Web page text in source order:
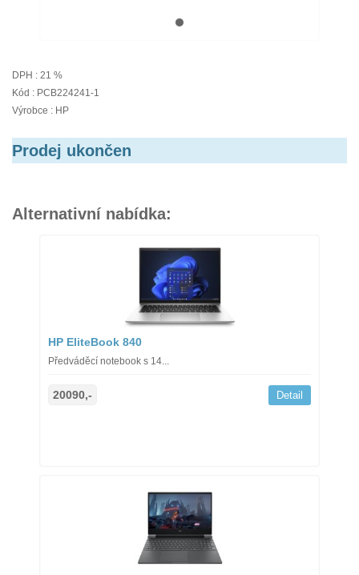
DPH : 21 %
Kód : PCB224241-1
Výrobce : HP
Prodej ukončen
Alternativní nabídka:
HP EliteBook 840
Předváděcí notebook s 14...
20090,- Detail